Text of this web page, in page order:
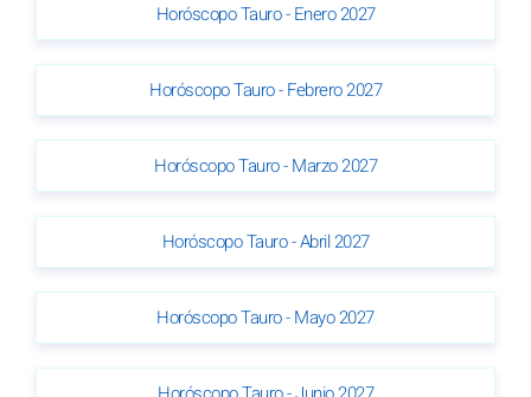
Horóscopo Tauro - Enero 2027
Horóscopo Tauro - Febrero 2027
Horóscopo Tauro - Marzo 2027
Horóscopo Tauro - Abril 2027
Horóscopo Tauro - Mayo 2027